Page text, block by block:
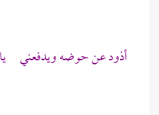
أذود عن حوضه ويدفعني